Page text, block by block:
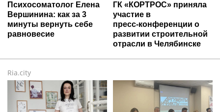
Психосоматолог Елена
Вершинина: как за 3
минуты вернуть себе
равновесие
ГК «КОРТРОС» приняла
участие в
пресс‑конференции о
развитии строительной
отрасли в Челябинске
Ria.city